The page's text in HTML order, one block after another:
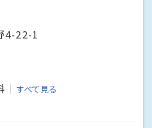
4-22-1
すべて見る